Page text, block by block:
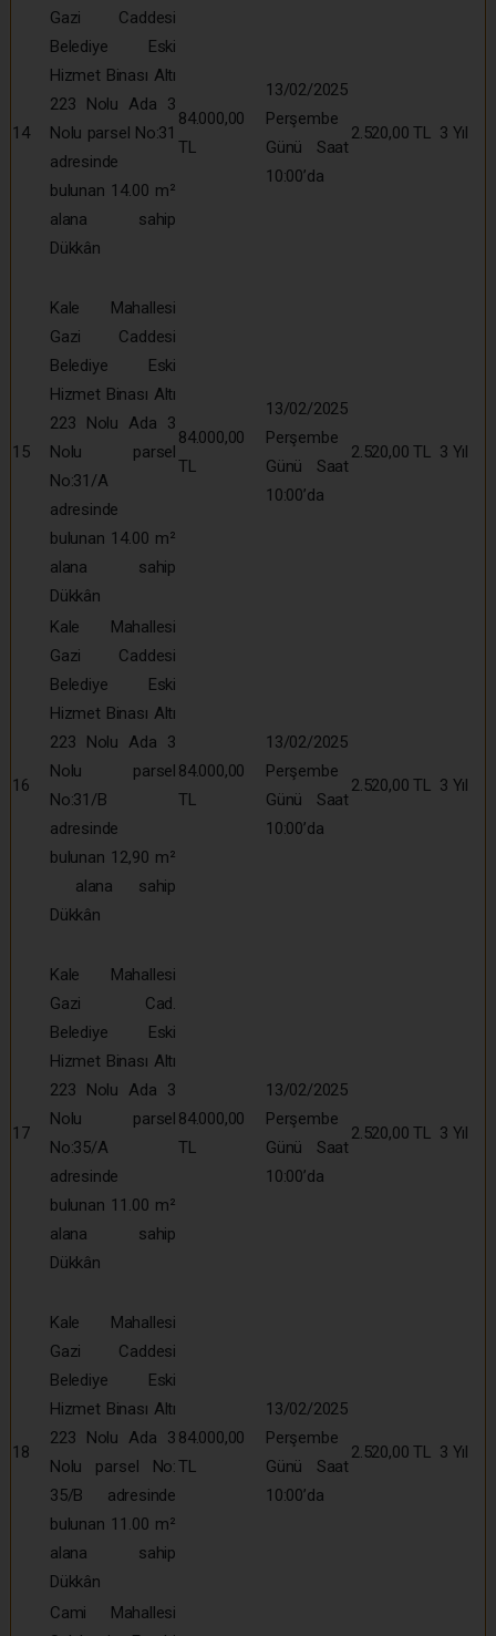
14
Gazi Caddesi
Belediye Eski
Hizmet Binası Altı
223 Nolu Ada 3
Nolu parsel No:31
adresinde
bulunan 14.00 m²
alana sahip
Dükkân
84.000,00
TL
13/02/2025
Perşembe
Günü Saat
10:00’da
2.520,00 TL 3 Yıl
15
Kale Mahallesi
Gazi Caddesi
Belediye Eski
Hizmet Binası Altı
223 Nolu Ada 3
Nolu parsel
No:31/A
adresinde
bulunan 14.00 m²
alana sahip
Dükkân
84.000,00
TL
13/02/2025
Perşembe
Günü Saat
10:00’da
2.520,00 TL 3 Yıl
16
Kale Mahallesi
Gazi Caddesi
Belediye Eski
Hizmet Binası Altı
223 Nolu Ada 3
Nolu parsel
No:31/B
adresinde
bulunan 12,90 m²
alana sahip
Dükkân
84.000,00
TL
13/02/2025
Perşembe
Günü Saat
10:00’da
2.520,00 TL 3 Yıl
17
Kale Mahallesi
Gazi Cad.
Belediye Eski
Hizmet Binası Altı
223 Nolu Ada 3
Nolu parsel
No:35/A
adresinde
bulunan 11.00 m²
alana sahip
Dükkân
84.000,00
TL
13/02/2025
Perşembe
Günü Saat
10:00’da
2.520,00 TL 3 Yıl
18
Kale Mahallesi
Gazi Caddesi
Belediye Eski
Hizmet Binası Altı
223 Nolu Ada 3
Nolu parsel No:
35/B adresinde
bulunan 11.00 m²
alana sahip
Dükkân
84.000,00
TL
13/02/2025
Perşembe
Günü Saat
10:00’da
2.520,00 TL 3 Yıl
Cami Mahallesi